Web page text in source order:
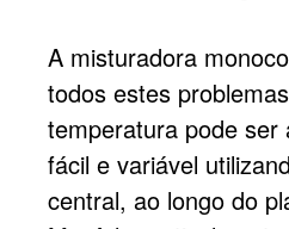
A misturadora
todos estes
temperatura pode ser
fácil e variável
central, ao longo do